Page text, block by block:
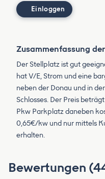
Einloggen
Zusammenfassung
Der Stellplatz ist gut
hat V/E, Strom und eine
neben der Donau und in
Schlosses. Der Preis
Pkw Parkplatz daneben
0,65€/kw und nur mittels
erhalten.
Bewertungen